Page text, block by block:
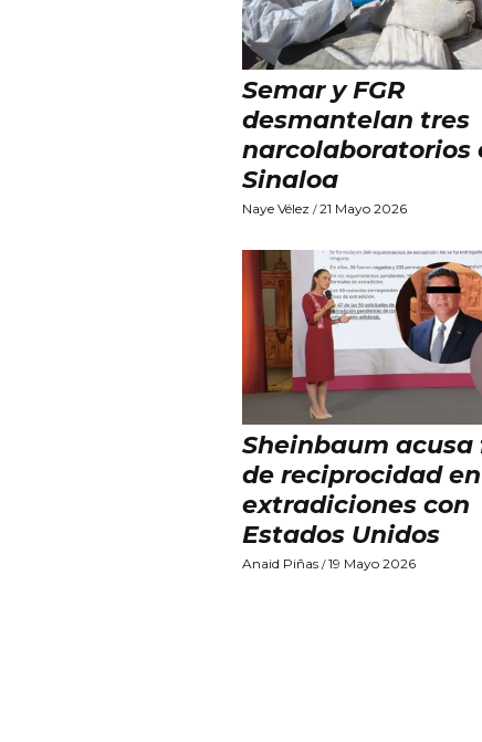
Semar y FGR
desmantelan tres
narcolaboratorios
Sinaloa
Naye Vélez /21 Mayo 2026
Sheinbaum
de reciprocidad en
extradiciones con
Estados Unidos
Anaid Piñas /19 Mayo 2026